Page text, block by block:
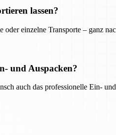
lassen?
einzelne Transporte – ganz
und Auspacken?
auch das professionelle Ein-